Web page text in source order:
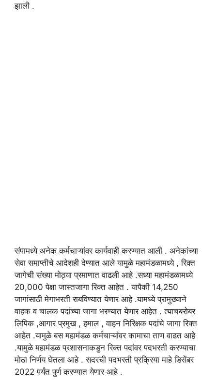
झाली .
संपामध्ये अनेक कर्मचाऱ्यांवर कार्यवाही करण्यात आली . अनेकांच्या
सेवा समाप्तीचे आदेशही देण्यात आले यामुळे महामंडळामध्ये , रिक्त
जागेची संख्या मोठ्या प्रमाणात वाढली आहे .सध्या महामंडळामध्ये
20,000 पेक्षा जास्तजागा रिक्त आहेत . यापैकी 14,250
जागांसाठी मेगाभरती राबविण्यात येणार आहे .यामध्ये प्रामुख्याने
वाहक व चालक पदांच्या जागा भरण्यात येणार आहेत . त्याचबरोबर
लिपिक ,आगार प्रमुख , हमाल , वाहन निरिक्षक पदांचे जागा रिक्त
आहेत .यामुळे बस महामंडळ कर्मचाऱ्यांवर कामाचा ताण वाढत आहे
.यामुळे महामंडळ प्रशासनाकडुन रिक्त पदांवर पदभरती करण्याचा
मोठा निर्णय घेतला आहे . सदरची पदभरती प्रक्रिया माहे डिसेंबर
2022 पर्यंत पुर्ण करण्यात येणार आहे .